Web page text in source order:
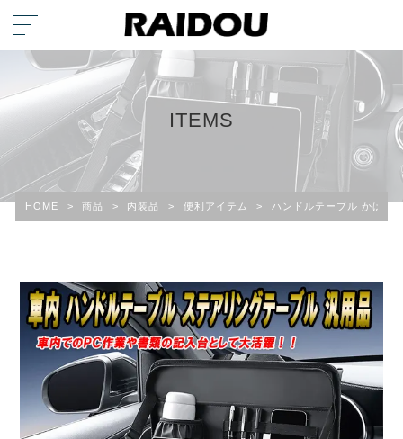
ITEMS
HOME > 商品 > 内装品 > 便利アイテム > ハンドルテーブル かばん